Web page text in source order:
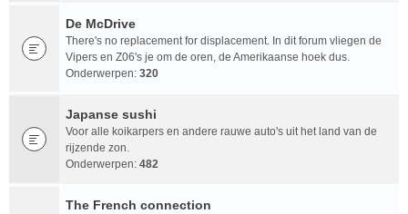
De McDrive
There's no replacement for displacement. In dit forum vliegen de
Vipers en Z06's je om de oren, de Amerikaanse hoek dus.
Onderwerpen: 320
Japanse sushi
Voor alle koikarpers en andere rauwe auto's uit het land van de
rijzende zon.
Onderwerpen: 482
The French connection